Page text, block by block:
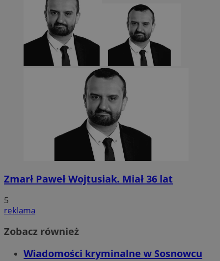
Zmarł Paweł Wojtusiak. Miał 36 lat
5
reklama
Zobacz również
Wiadomości kryminalne w Sosnowcu